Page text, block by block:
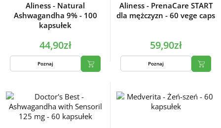
Aliness - Natural
Ashwagandha 9% - 100
kapsułek
44,90zł
Poznaj
Aliness - PrenaCare START
dla mężczyzn - 60 vege caps
59,90zł
Poznaj